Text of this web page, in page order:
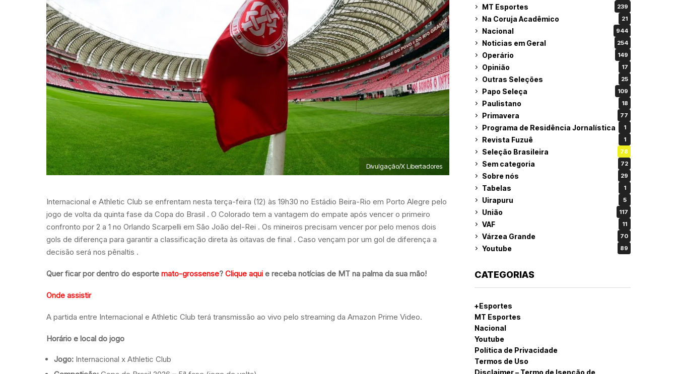
Divulgação/X Libertadores
Internacional e Athletic Club se enfrentam nesta terça-feira (12) às 19h30 no Estádio Beira-Rio em Porto Alegre pelo
jogo de volta da quinta fase da Copa do Brasil . O Colorado tem a vantagem do empate após vencer o primeiro
confronto por 2 a 1 no Orlando Scarpelli em São João del-Rei . Os mineiros precisam vencer por pelo menos dois
gols de diferença para garantir a classificação direta às oitavas de final . Caso vençam por um gol de diferença a
decisão será nos pênaltis .
Quer ficar por dentro do esporte mato-grossense? Clique aqui e receba notícias de MT na palma da sua mão!
Onde assistir
A partida entre Internacional e Athletic Club terá transmissão ao vivo pelo streaming da Amazon Prime Video.
Horário e local do jogo
Jogo: Internacional x Athletic Club
MT Esportes 239
Na Coruja Acadêmico 21
Nacional 944
Noticias em Geral 254
Operário 149
Opinião 17
Outras Seleções 25
Papo Seleça 109
Paulistano 18
Primavera 77
Programa de Residência Jornalística 1
Revista Fuzuê 1
Seleção Brasileira 78
Sem categoria 72
Sobre nós 29
Tabelas 1
Uirapuru 5
União 117
VAF 11
Várzea Grande 70
Youtube 89
CATEGORIAS
+Esportes
MT Esportes
Nacional
Youtube
Política de Privacidade
Termos de Uso
Disclaimer – Termo de Isenção de